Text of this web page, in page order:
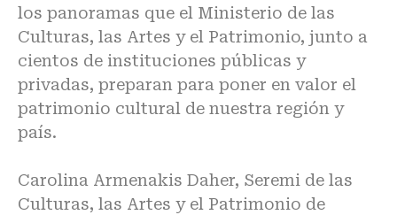
los panoramas que el Ministerio de las
Culturas, las Artes y el Patrimonio, junto a
cientos de instituciones públicas y
privadas, preparan para poner en valor el
patrimonio cultural de nuestra región y
país.
Carolina Armenakis Daher, Seremi de las
Culturas, las Artes y el Patrimonio de